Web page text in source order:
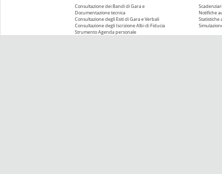
Consultazione dei Bandi di Gara e
Documentazione tecnica
Consultazione degli Esiti di Gara e Verbali
Consultazione degli Iscrizione Albi di Fiducia
Strumento Agenda personale
Notifiche
Statistiche